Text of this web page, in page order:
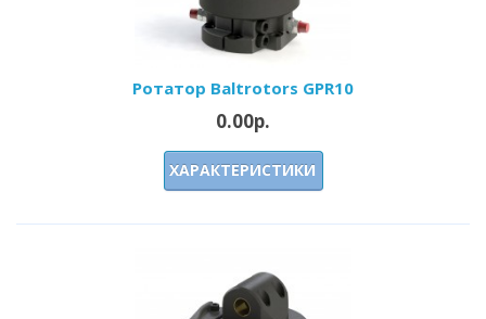
Ротатор Baltrotors GPR10
0.00р.
ХАРАКТЕРИСТИКИ